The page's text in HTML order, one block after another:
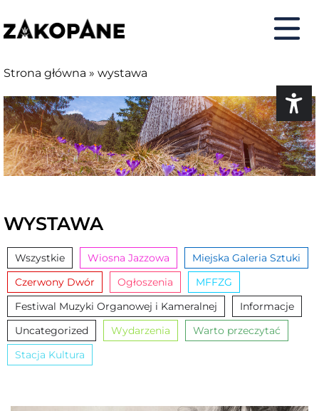
treści
menu
deklaracji
dostępności
kontaktu
Strona główna » wystawa
WYSTAWA
Wszystkie Wiosna Jazzowa
Miejska Galeria Sztuki
Czerwony Dwór
Ogłoszenia
MFFZG
Festiwal Muzyki Organowej i Kameralnej
Informacje
Uncategorized
Wydarzenia
Warto przeczytać
Stacja Kultura